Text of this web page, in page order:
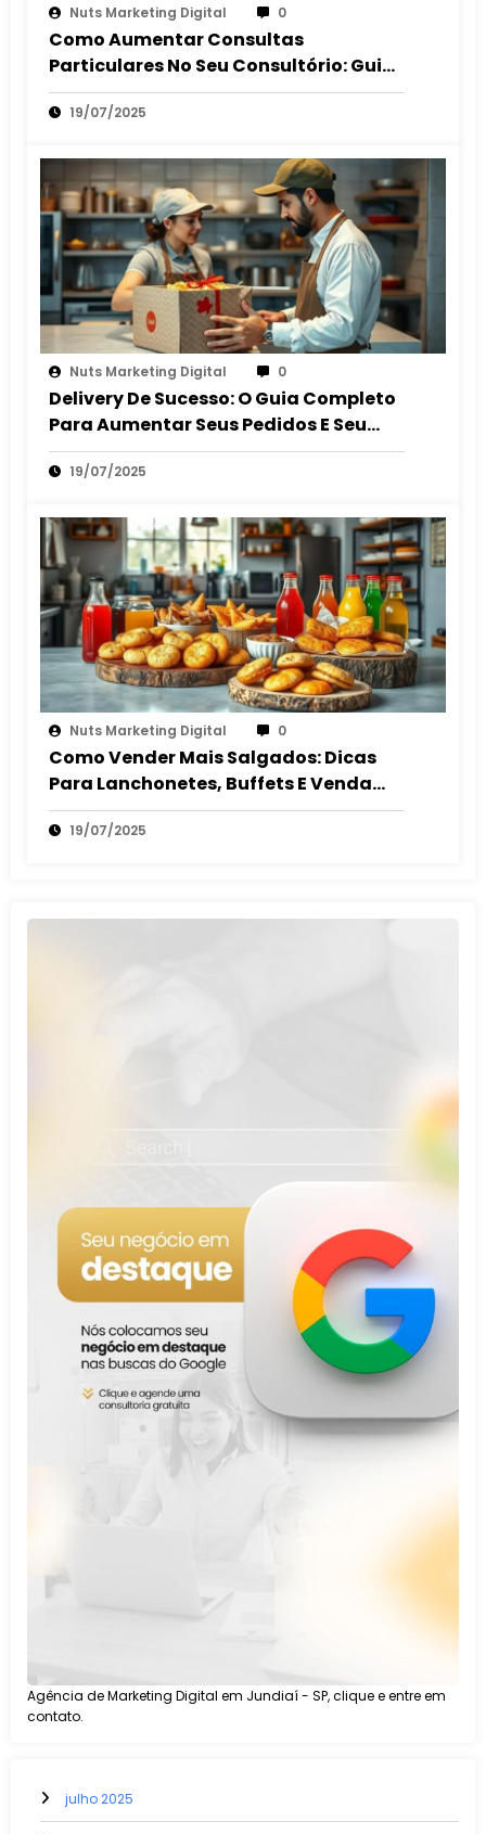
Nuts Marketing Digital 0
Como Aumentar Consultas
Particulares No Seu Consultório: Guia
2025
19/07/2025
Nuts Marketing Digital 0
Delivery De Sucesso: O Guia Completo
Para Aumentar Seus Pedidos E Seu
Lucro
19/07/2025
Nuts Marketing Digital 0
Como Vender Mais Salgados: Dicas
Para Lanchonetes, Buffets E Venda
Autônoma
19/07/2025
Agência de Marketing Digital em Jundiaí - SP, clique e entre em
contato.
julho 2025